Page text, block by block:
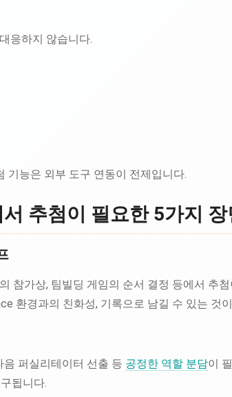
응하지 않습니다.
기능은 외부 도구 연동이 전제입니다.
추첨이 필요한 5가지 장
참가상, 팀빌딩 게임의 순서 결정 등에서 추
환경과의 친화성, 기록으로 남길 수 있는 것
음 퍼실리테이터 선출 등 공정한 역할 분담이
됩니다.